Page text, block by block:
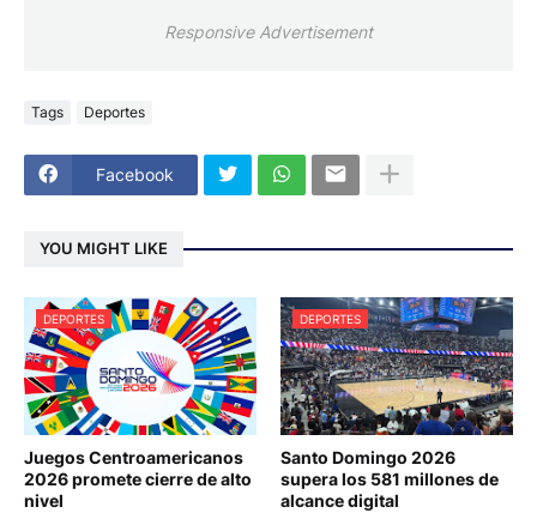
Responsive Advertisement
Tags Deportes
Facebook
YOU MIGHT LIKE
DEPORTES
Juegos Centroamericanos
2026 promete cierre de alto
nivel
DEPORTES
Santo Domingo 2026
supera los 581 millones de
alcance digital